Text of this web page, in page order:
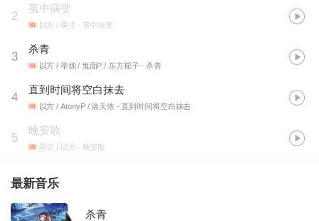
2
茧中病变
以方 / 星尘 - 茧中病变
3
杀青
以方 / 举烛 / 鬼面P / 东方栀子 - 杀青
4
直到时间将空白抹去
以方 / AtonyP / 洛天依 - 直到时间将空白抹去
5
晚安歌
星尘 / 以方 - 晚安歌
最新音乐
杀青